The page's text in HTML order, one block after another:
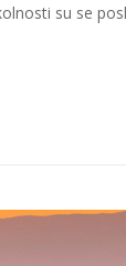
su se